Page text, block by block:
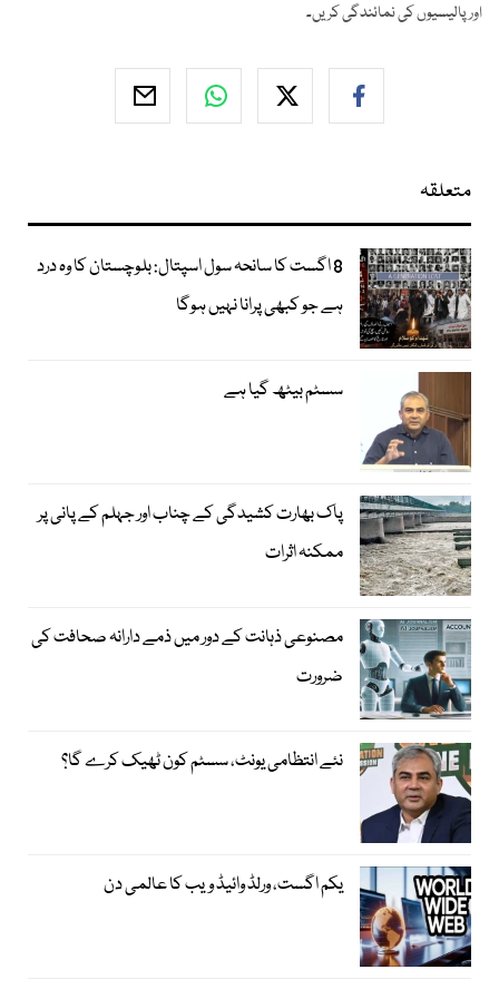
اور پالیسیوں کی نمائندگی کریں۔
متعلقہ
8 اگست کا سانحہ سول اسپتال: بلوچستان کا وہ درد
ہے جو کبھی پرانا نہیں ہوگا
سسٹم بیٹھ گیا ہے
پاک بھارت کشیدگی کے چناب اور جہلم کے پانی پر
ممکنہ اثرات
مصنوعی ذہانت کے دور میں ذمے دارانہ صحافت کی
ضرورت
نئے انتظامی یونٹ، سسٹم کون ٹھیک کرے گا؟
یکم اگست، ورلڈ وائیڈ ویب کا عالمی دن